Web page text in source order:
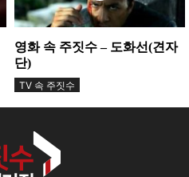
영화 속 주짓수 – 도화선(견자
단)
TV 속 주짓수